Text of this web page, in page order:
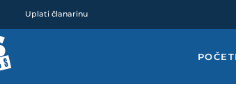
Uplati članarinu